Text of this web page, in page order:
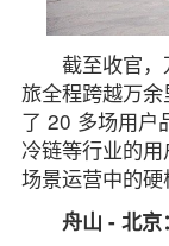
截至收官
旅全程跨越万
了 20 多场用户
冷链等行业的
场景运营中的硬
舟山 - 北京